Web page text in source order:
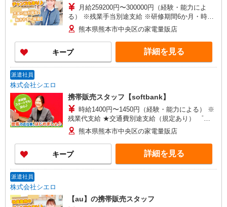
月給259200円〜300000円（経験・能力によ
る） ※残業手当別途支給 ※研修期間6か月・時給
1500円〜 ★交通費別途支給（規定あり） ゜
+゜・。○。・゜+゜・。○。・゜+゜ 入社祝い金10
万円支給(規定有) お友達を紹介頂くと, インセンテ
ィブ支給(規定有) ゜・。○。・゜+゜・。○。・゜
+゜
熊本県熊本市中央区の家電量販店
キープ 詳細を見る
派遣社員
株式会社シエロ
携帯販売スタッフ【softbank】
時給1400円〜1450円（経験・能力による） ※
残業代支給 ★交通費別途支給（規定あり） ゜
+゜・。○。・゜+゜・。○。・゜+゜ 入社祝い金10
万円支給(規定有) お友達を紹介頂くと, インセンテ
ィブ支給(規定有) ★月2回払い・週払い可能（規程
有）★ ゜・。○。・゜+゜・。○。・゜+゜
熊本県熊本市中央区の家電量販店
キープ 詳細を見る
派遣社員
株式会社シエロ
【au】の携帯販売スタッフ